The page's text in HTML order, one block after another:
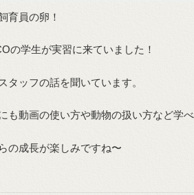
育員の卵！
の学生が実習に来ていました！
タッフの話を聞いています。
も動画の使い方や動物の扱い方など学
の成長が楽しみですね〜